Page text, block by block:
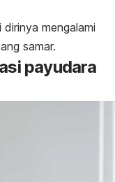
mengalami
samar.
payudara